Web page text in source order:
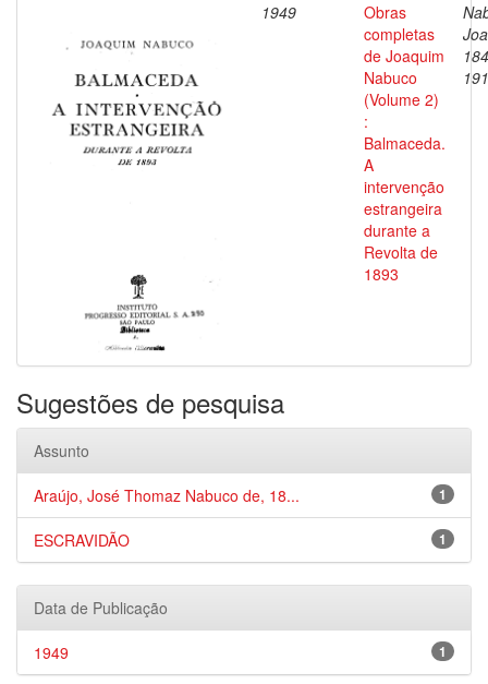
1949
Obras
completas
de Joaquim
Nabuco
(Volume 2)
:
Balmaceda.
A
intervenção
estrangeira
durante a
Revolta de
1893
Sugestões de pesquisa
Assunto
1
Araújo, José Thomaz Nabuco de, 18...
1
ESCRAVIDÃO
Data de Publicação
1
1949